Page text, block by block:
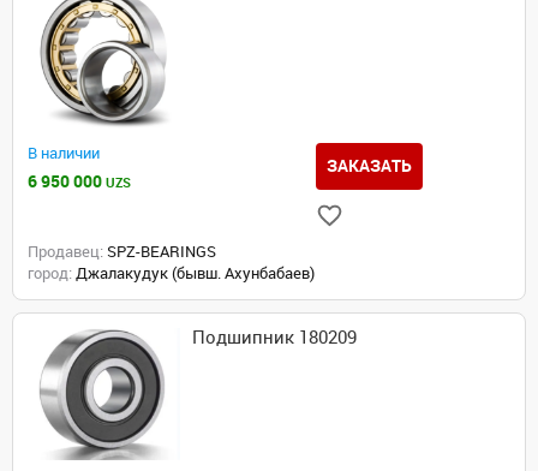
В наличии
6 950 000 UZS
ЗАКАЗАТЬ
Продавец: SPZ-BEARINGS
город: Джалакудук (бывш. Ахунбабаев)
Подшипник 180209